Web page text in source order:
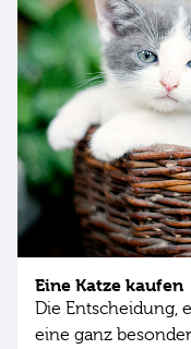
Eine Katze kaufen
Die Entscheidung,
eine ganz